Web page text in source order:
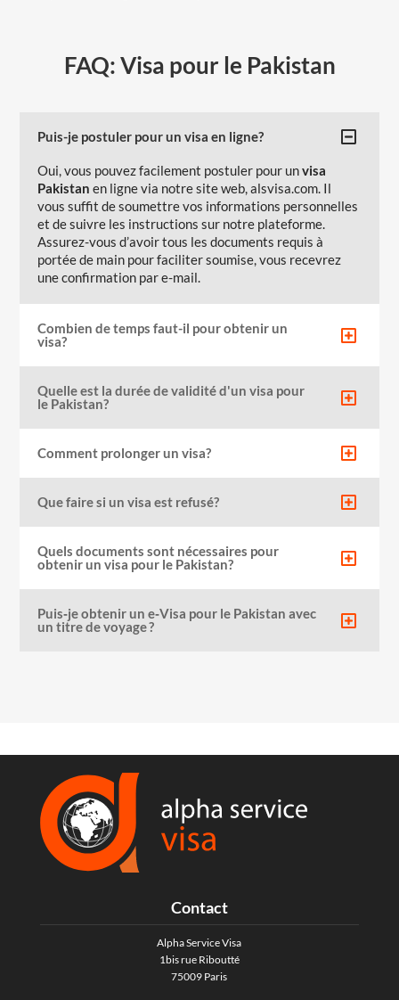
FAQ: Visa pour le Pakistan
Puis-je postuler pour un visa en ligne?
Oui, vous pouvez facilement postuler pour unvisa
Pakistan en ligne via notre site web, alsvisa.com. Il
vous suffit de soumettre vos informations personnelles
et de suivre les instructions sur notre plateforme.
Assurez-vous d’avoir tous les documents requis à
portée de main pour faciliter soumise, vous recevrez
une confirmation par e-mail.
Combien de temps faut-il pour obtenir un
visa?
Quelle est la durée de validité d'un visa pour
le Pakistan?
Comment prolonger un visa?
Que faire si un visa est refusé?
Quels documents sont nécessaires pour
obtenir un visa pour le Pakistan?
Puis‑je obtenir un e‑Visa pour le Pakistan avec
un titre de voyage ?
Contact
Alpha Service Visa
1bis rue Riboutté
75009 Paris